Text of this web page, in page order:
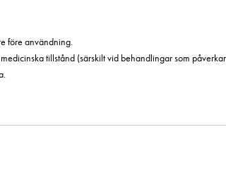
före användning.
tillstånd (särskilt vid behandlingar som